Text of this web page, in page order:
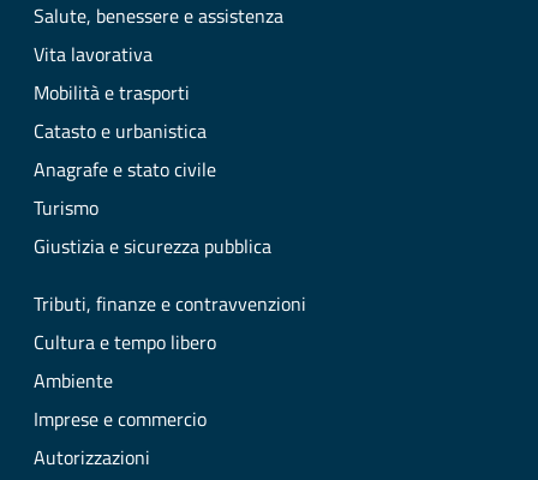
Salute, benessere e assistenza
Vita lavorativa
Mobilità e trasporti
Catasto e urbanistica
Anagrafe e stato civile
Turismo
Giustizia e sicurezza pubblica
Tributi, finanze e contravvenzioni
Cultura e tempo libero
Ambiente
Imprese e commercio
Autorizzazioni